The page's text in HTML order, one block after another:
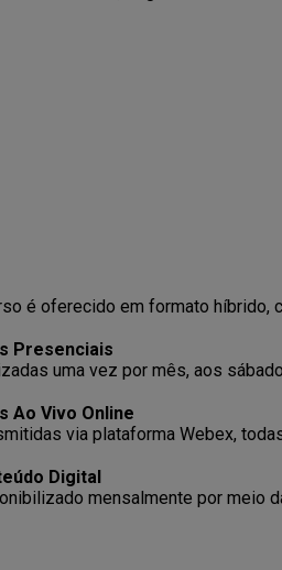
é oferecido em formato híbrido,
Presenciais
uma vez por mês, aos
Ao Vivo Online
via plataforma Webex,
Digital
mensalmente por meio